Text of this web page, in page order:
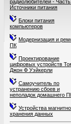
радиолюбителей -
Источники питания
Блоки питания
компьютеров
Модернизация и
ПК
Проектирование
цифровых устройств
Джон Ф Уэйкерли
Самоучитель по
устранению сбоев и
неполадок домашнего
Устройства
хранения данных